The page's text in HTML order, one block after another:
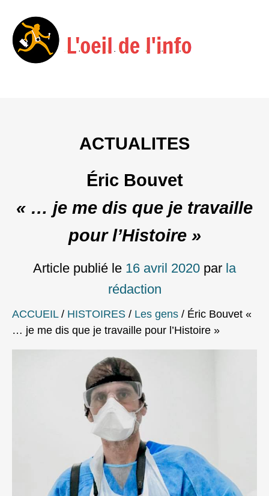
ACTUALITES
Éric Bouvet
« … je me dis que je travaille
pour l’Histoire »
Article publié le 16 avril 2020 par la
rédaction
ACCUEIL/ HISTOIRES / Les gens / Éric Bouvet «
… je me dis que je travaille pour l’Histoire »